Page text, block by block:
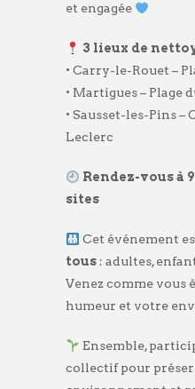
et engagée
3 lieux de
• Carry-le-Rouet –
• Martigues – Plage
• Sausset-les-Pins
Leclerc
Rendez-vous à
sites
Cet événement
tous: adultes,
Venez comme vous
humeur et votre
Ensemble,
collectif pour